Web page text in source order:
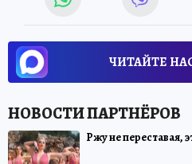
ЧИТАЙТЕ
Ржу не переставая,